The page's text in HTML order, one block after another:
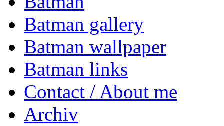
Batman gallery
Batman wallpaper
Batman links
Contact / About me
Archiv